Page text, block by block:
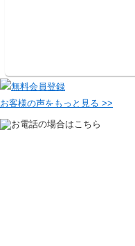
お客様の声をもっと見る >>